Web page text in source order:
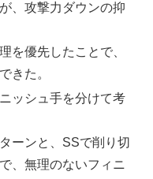
、攻撃力ダウンの抑
を優先したことで、
きた。
ッシュ手を分けて考
ーンと、SSで削り切
、無理のないフィニ